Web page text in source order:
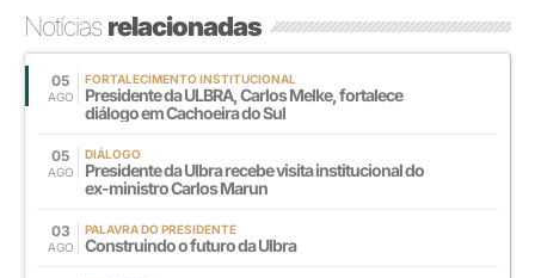
Notíciasrelacionadas
05
AGO
FORTALECIMENTO INSTITUCIONAL
Presidente da ULBRA, Carlos Melke, fortalece
diálogo em Cachoeira do Sul
05
AGO
DIÁLOGO
Presidente da Ulbra recebe visita institucional do
ex-ministro Carlos Marun
03
AGO
PALAVRA DO PRESIDENTE
Construindo o futuro da Ulbra